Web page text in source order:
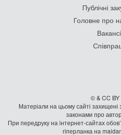
Публічні
Головне про
© & CC BY
Матеріали на цьому сайті захищені
законами про
При передруку на iнтернет-сайтах
гiперланка на